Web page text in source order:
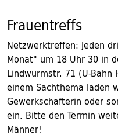
Frauentreffs
Netzwerktreffen: Jeden
Monat" um 18 Uhr 30 in
Lindwurmstr. 71 (U-
einem Sachthema laden
Gewerkschafterin oder
ein. Bitte den Termin
Männer!